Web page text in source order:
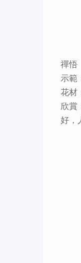
禪悟
示範
花材
欣賞
好，